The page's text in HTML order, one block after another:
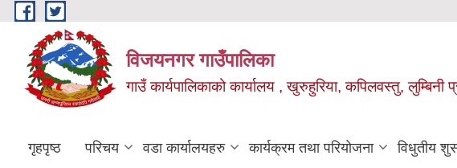
Skip to main content
विजयनगर गाउँपालिका
गाउँ कार्यपालिकाको कार्यालय , खुरुहुरिया, कपिलवस्तु, लुम्बिनी
गृहपृष्ठ परिचय वडा कार्यालयहरु कार्यक्रम तथा परियोजना विधुतीय